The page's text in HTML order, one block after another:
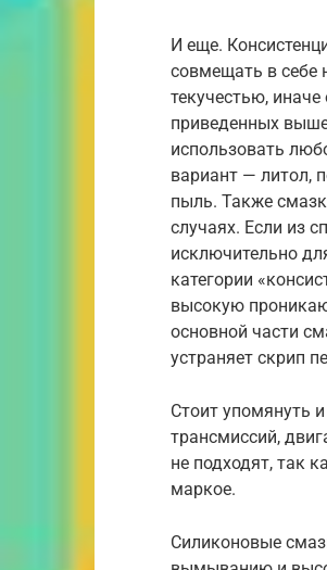
И еще.
совмещать в себе
текучестью,
приведенных
использовать
вариант — литол,
пыль. Также
случаях. Если из
исключительно
категории
высокую
основной части
устраняет скрип
Стоит упомянуть
трансмиссий,
не подходят, так
маркое.
Силиконовые